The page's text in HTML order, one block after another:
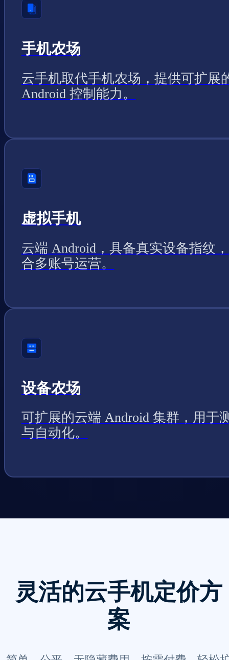
手机农场
云手机取代手机农场，提供可扩展
Android 控制能力。
虚拟手机
云端 Android，具备真实设备指纹
合多账号运营。
设备农场
可扩展的云端 Android 集群，用于
与自动化。
灵活的云手机定价方
案